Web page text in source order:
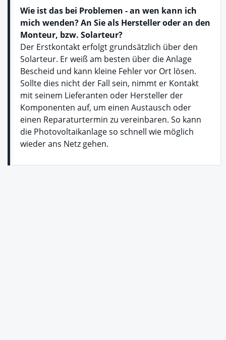
Wie ist das bei Problemen - an wen kann ich
mich wenden? An Sie als Hersteller oder an den
Monteur, bzw. Solarteur?
Der Erstkontakt erfolgt grundsätzlich über den
Solarteur. Er weiß am besten über die Anlage
Bescheid und kann kleine Fehler vor Ort lösen.
Sollte dies nicht der Fall sein, nimmt er Kontakt
mit seinem Lieferanten oder Hersteller der
Komponenten auf, um einen Austausch oder
einen Reparaturtermin zu vereinbaren. So kann
die Photovoltaikanlage so schnell wie möglich
wieder ans Netz gehen.